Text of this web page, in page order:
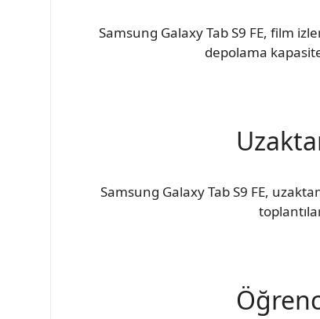
Samsung Galaxy Tab S9 FE, film
depolama
Samsung Galaxy Tab S9 FE,